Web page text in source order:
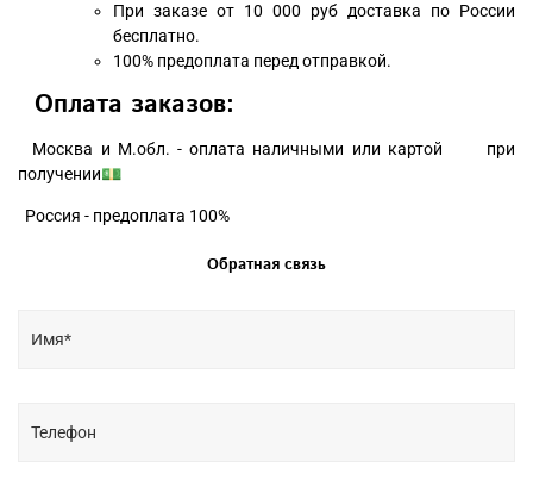
При заказе от 10 000 руб доставка по России
бесплатно.
100% предоплата перед отправкой.
Оплата заказов:
Москва и М.обл. - оплата наличными или картой при
получении💵
Россия - предоплата 100%
Обратная связь